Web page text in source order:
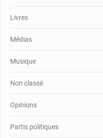
Livres
Médias
Musique
Non classé
Opinions
Partis politiques